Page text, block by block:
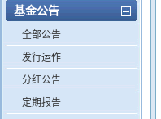
基金公告
全部公告
发行运作
分红公告
定期报告